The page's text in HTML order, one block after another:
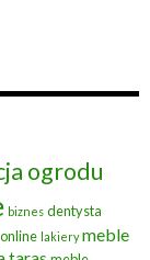
ogrodu
biznes dentysta
lakiery meble